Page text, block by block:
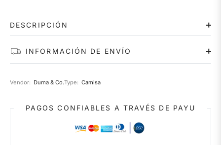
DESCRIPCIÓN
INFORMACIÓN DE ENVÍO
Vendor: Duma & Co.Type: Camisa
PAGOS CONFIABLES A TRAVÉS DE PAYU